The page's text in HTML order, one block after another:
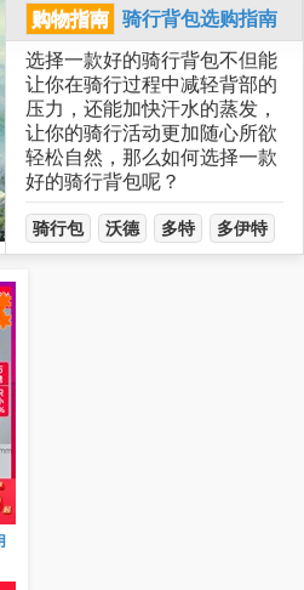
购物指南
骑行背包选购指南
选择一款好的骑行背包不但能
让你在骑行过程中减轻背部的
压力，还能加快汗水的蒸发，
让你的骑行活动更加随心所欲
轻松自然，那么如何选择一款
好的骑行背包呢？
骑行包 沃德 多特 多伊特